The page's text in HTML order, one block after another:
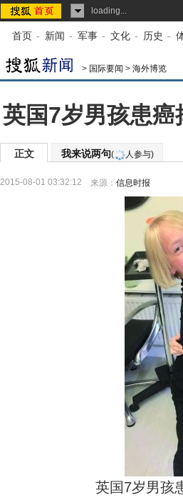
loading...
首页 - 新闻 - 军事 - 文化 - 历史 -
> 国际要闻 > 海外博览
英国7岁男孩患癌
正文 我来说两句( 人参与)
2015-08-01 03:32:12 来源： 信息时报
英国7岁男孩